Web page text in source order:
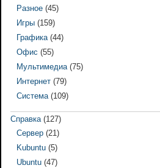
Разное (45)
Игры (159)
Графика(44)
Офис (55)
Мультимедиа(75)
Интернет (79)
Система(109)
Справка(127)
Сервер (21)
Kubuntu (5)
Ubuntu (47)